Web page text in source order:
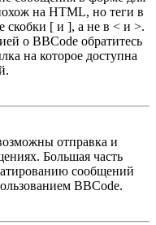
на HTML, но теги в
скобки [ и ], а не в < и >.
о BBCode обратитесь
на которое доступна
отправка и
Большая часть
сообщений
BBCode.